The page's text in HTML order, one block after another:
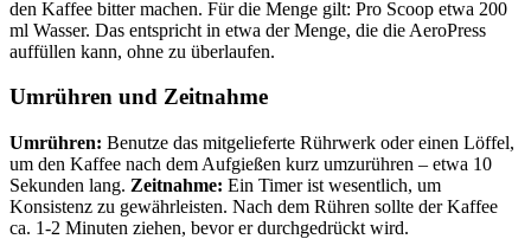
den Kaffee bitter machen. Für die Menge gilt: Pro Scoop etwa 200
ml Wasser. Das entspricht in etwa der Menge, die die AeroPress
auffüllen kann, ohne zu überlaufen.
Umrühren und Zeitnahme
Umrühren: Benutze das mitgelieferte Rührwerk oder einen Löffel,
um den Kaffee nach dem Aufgießen kurz umzurühren – etwa 10
Sekunden lang. Zeitnahme: Ein Timer ist wesentlich, um
Konsistenz zu gewährleisten. Nach dem Rühren sollte der Kaffee
ca. 1-2 Minuten ziehen, bevor er durchgedrückt wird.